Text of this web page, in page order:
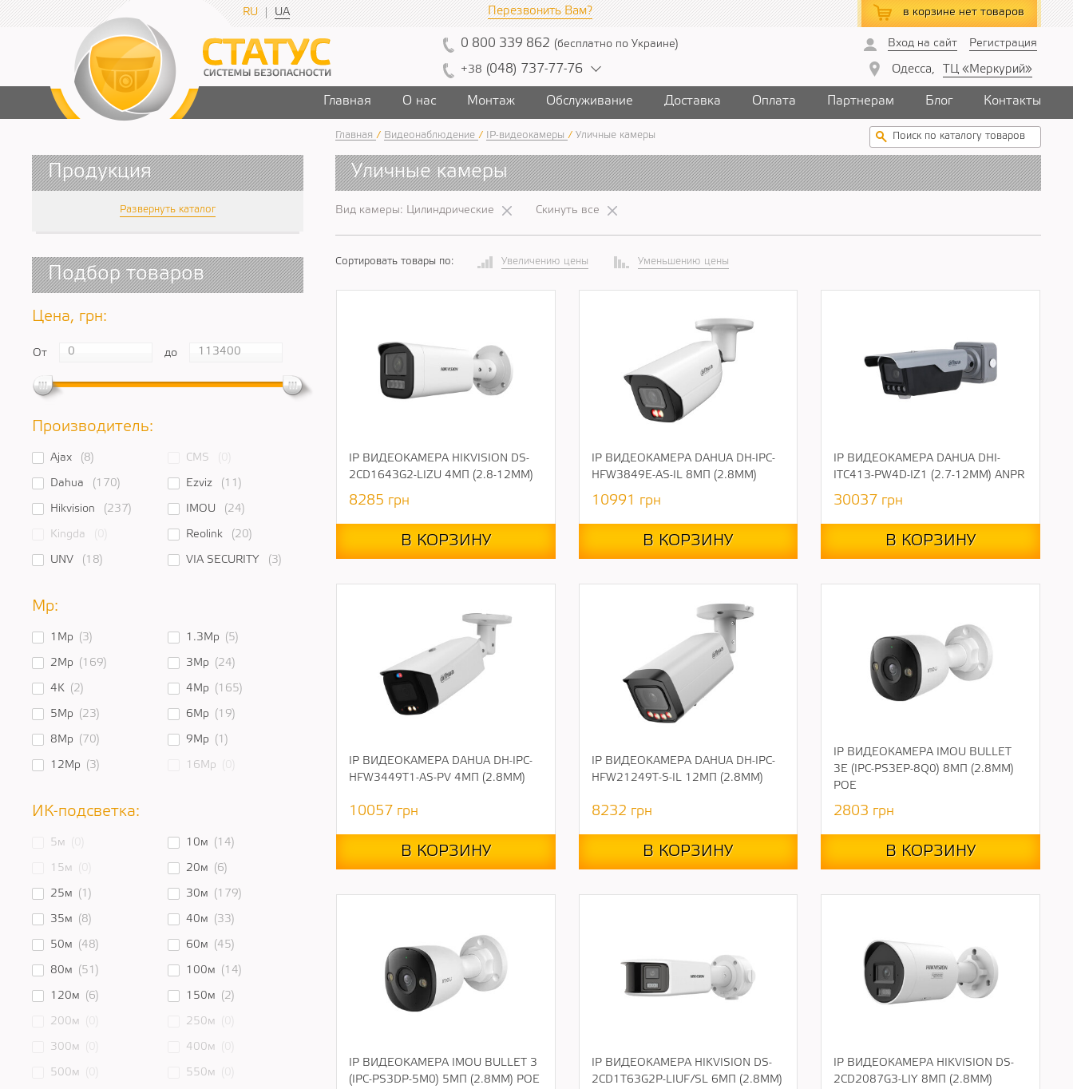
в корзине нет товаров
RU UA Перезвонить Вам?
0 800 339 862 (бесплатно по Украине)
+38 (048) 737-7 7-76
Вход на сайт Регистрация
Одесса, ТЦ «Меркурий»
Главная О нас Монтаж Обслуживание Доставка Оплата Партнерам Блог Контакты
Продукция
Развернуть каталог
Подбор товаров
Цена, грн:
От до
Производитель:
Ajax (8) CMS (0)
Dahua (170) Ezviz (11)
Hikvision (237) IMOU (24)
Kingda (0) Reolink (20)
UNV (18) VIA SECURITY (3)
Mp:
1Mp (3) 1.3Mp (5)
2Mp (169) 3Mp (24)
4K (2) 4Mp (165)
5Mp (23) 6Mp (19)
8Mp (70) 9Mp (1)
12Mp (3) 16Mp (0)
ИК-подсветка:
5м (0) 10м (14)
15м (0) 20м (6)
25м (1) 30м (179)
35м (8) 40м (33)
50м (48) 60м (45)
80м (51) 100м (14)
120м (6) 150м (2)
200м (0) 250м (0)
300м (0) 400м (0)
500м (0) 550м (0)
Главная / Видеонаблюдение / IP-видеокамеры / Уличные камеры
Уличные камеры
Вид камеры: Цилиндрические Скинуть все
Сортировать товары по: Увеличению цены Уменьшению цены
IP ВИДЕОКАМЕРА HIKVISION DS-
2CD1643G2-LIZU 4МП (2.8-12ММ)
8285 грн
В КОРЗИНУ
IP ВИДЕОКАМЕРА DAHUA DH-IPC-
HFW3849E-AS-IL 8МП (2.8ММ)
10991 грн
В КОРЗИНУ
IP ВИДЕОКАМЕРА DAHUA DHI-
ITC413-PW4D-IZ1 (2.7-12ММ) ANPR
30037 грн
В КОРЗИНУ
IP ВИДЕОКАМЕРА DAHUA DH-IPC-
HFW3449T1-AS-PV 4МП (2.8ММ)
10057 грн
В КОРЗИНУ
IP ВИДЕОКАМЕРА DAHUA DH-IPC-
HFW21249T-S-IL 12МП (2.8ММ)
8232 грн
В КОРЗИНУ
IP ВИДЕОКАМЕРА IMOU BULLET
3E (IPC-PS3EP-8Q0) 8МП (2.8ММ)
POE
2803 грн
В КОРЗИНУ
IP ВИДЕОКАМЕРА IMOU BULLET 3
(IPC-PS3DP-5M0) 5МП (2.8ММ) POE
IP ВИДЕОКАМЕРА HIKVISION DS-
2CD1T63G2P-LIUF/SL 6МП (2.8ММ)
IP ВИДЕОКАМЕРА HIKVISION DS-
2CD2087G3-LIY 8МП (2.8ММ)